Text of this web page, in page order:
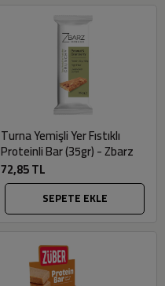
Turna Yemişli Yer Fıstıklı
Proteinli Bar (35gr) - Zbarz
72,85 TL
SEPETE EKLE